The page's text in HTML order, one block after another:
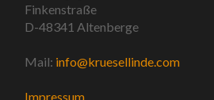
Finkenstraße
D-48341 Altenberge
Mail: info@kruesellinde.com
Impressum